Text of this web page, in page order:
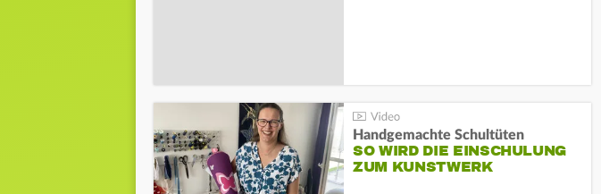
Handgemachte Schultüten
SO WIRD DIE EINSCHULUNG
ZUM KUNSTWERK